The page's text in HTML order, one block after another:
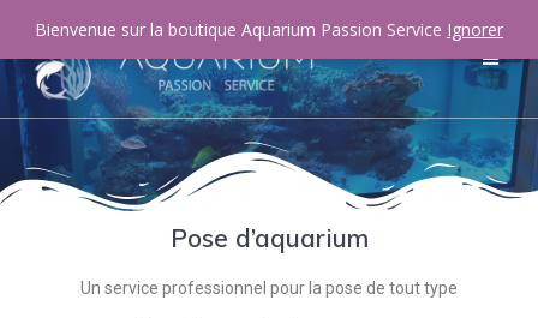
Pose d’aquarium
Un service professionnel pour la pose de tout type
Bienvenue sur la boutique Aquarium Passion Service Ignorer